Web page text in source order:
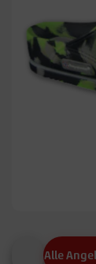
Alle